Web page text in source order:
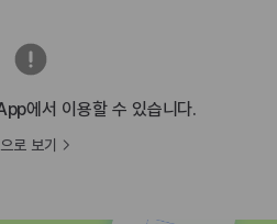
에서 이용할 수 있습니다.
로 보기